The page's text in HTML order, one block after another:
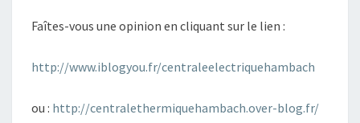
Faîtes-vous une opinion en cliquant sur le lien :
http://www.iblogyou.fr/centraleelectriquehambach
ou : http://centralethermiquehambach.over-blog.fr/